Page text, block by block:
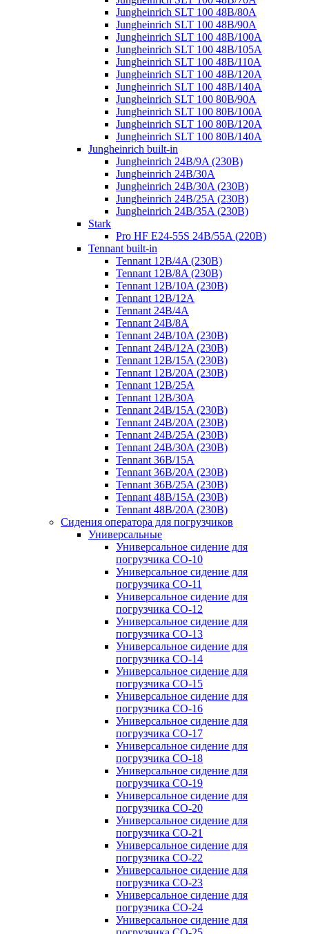
Jungheinrich SLT 100 48B/80A
Jungheinrich SLT 100 48B/90A
Jungheinrich SLT 100 48B/100A
Jungheinrich SLT 100 48B/105A
Jungheinrich SLT 100 48B/110A
Jungheinrich SLT 100 48B/120A
Jungheinrich SLT 100 48B/140A
Jungheinrich SLT 100 80B/90A
Jungheinrich SLT 100 80B/100A
Jungheinrich SLT 100 80B/120A
Jungheinrich SLT 100 80B/140A
Jungheinrich built-in
Jungheinrich 24B/9A (230B)
Jungheinrich 24B/30A
Jungheinrich 24B/30A (230B)
Jungheinrich 24B/25A (230B)
Jungheinrich 24B/35A (230B)
Stark
Pro HF E24-55S 24B/55A (220B)
Tennant built-in
Tennant 12B/4A (230B)
Tennant 12B/8A (230B)
Tennant 12B/10A (230B)
Tennant 12B/12A
Tennant 24B/4A
Tennant 24B/8A
Tennant 24B/10A (230B)
Tennant 24B/12A (230B)
Tennant 12B/15A (230B)
Tennant 12B/20A (230B)
Tennant 12B/25A
Tennant 12B/30A
Tennant 24B/15A (230B)
Tennant 24B/20A (230B)
Tennant 24B/25A (230B)
Tennant 24B/30A (230B)
Tennant 36B/15A
Tennant 36B/20A (230B)
Tennant 36B/25A (230B)
Tennant 48B/15A (230B)
Tennant 48B/20A (230B)
Сидения оператора для погрузчиков
Универсальные
Универсальное сидение для
погрузчика CO-10
Универсальное сидение для
погрузчика CO-11
Универсальное сидение для
погрузчика CO-12
Универсальное сидение для
погрузчика CO-13
Универсальное сидение для
погрузчика CO-14
Универсальное сидение для
погрузчика CO-15
Универсальное сидение для
погрузчика CO-16
Универсальное сидение для
погрузчика CO-17
Универсальное сидение для
погрузчика CO-18
Универсальное сидение для
погрузчика CO-19
Универсальное сидение для
погрузчика CO-20
Универсальное сидение для
погрузчика CO-21
Универсальное сидение для
погрузчика CO-22
Универсальное сидение для
погрузчика CO-23
Универсальное сидение для
погрузчика CO-24
Универсальное сидение для